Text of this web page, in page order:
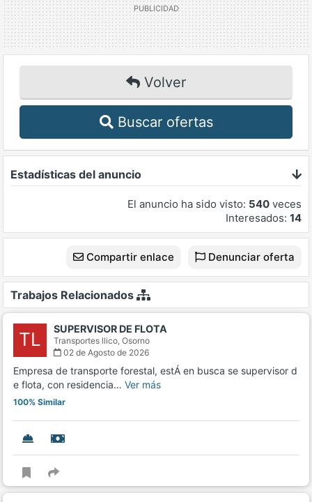
Volver
Buscar ofertas
Estadísticas del anuncio
El anuncio ha sido visto: 540 veces
Interesados: 14
Compartir enlace Denunciar oferta
Trabajos Relacionados
TL SUPERVISOR DE FLOTA
Transportes llico, Osorno
02 de Agosto de 2026
Empresa de transporte forestal, estÁ en busca se supervisor d
e flota, con residencia… Ver más
100% Similar